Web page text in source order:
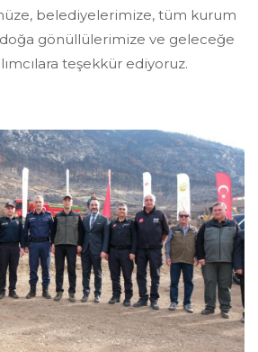
belediyelerimize, tüm kurum
doğa gönüllülerimize ve geleceğe
teşekkür ediyoruz.